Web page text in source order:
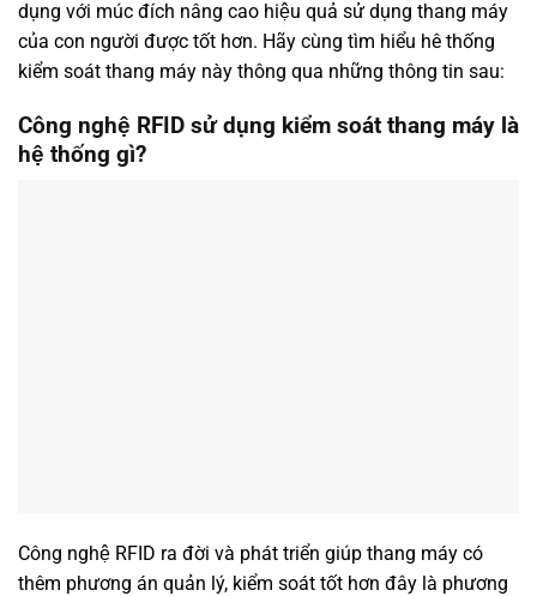
dụng với múc đích nâng cao hiệu quả sử dụng thang máy
của con người được tốt hơn. Hãy cùng tìm hiểu hê thống
kiểm soát thang máy này thông qua những thông tin sau:
Công nghệ RFID sử dụng kiểm soát thang máy là
hệ thống gì?
Công nghệ RFID ra đời và phát triển giúp thang máy có
thêm phương án quản lý, kiểm soát tốt hơn đây là phương